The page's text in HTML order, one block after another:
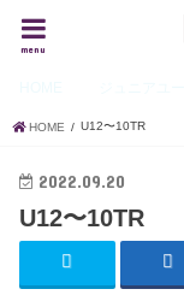
menu
HOME U12〜10TR
2022.09.20
U12〜10TR